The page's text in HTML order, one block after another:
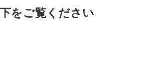
をご覧ください